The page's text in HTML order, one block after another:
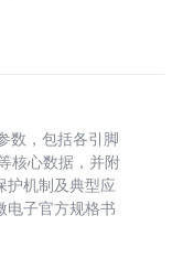
数，包括各引脚
核心数据，并附
护机制及典型应
电子官方规格书